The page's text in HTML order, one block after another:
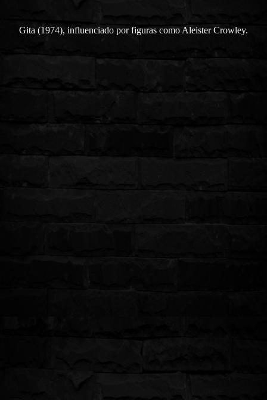
Gita (1974), influenciado por figuras como Aleister Crowley.